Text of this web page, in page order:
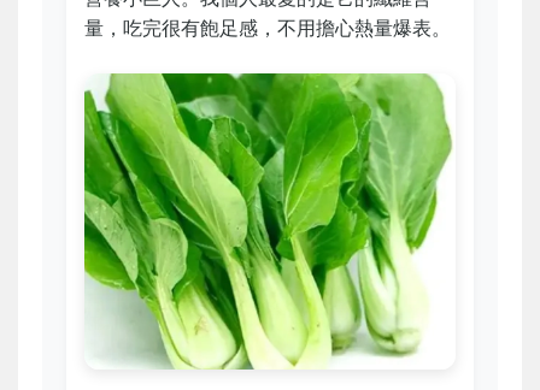
量，吃完很有飽足感，不用擔心熱量爆表。